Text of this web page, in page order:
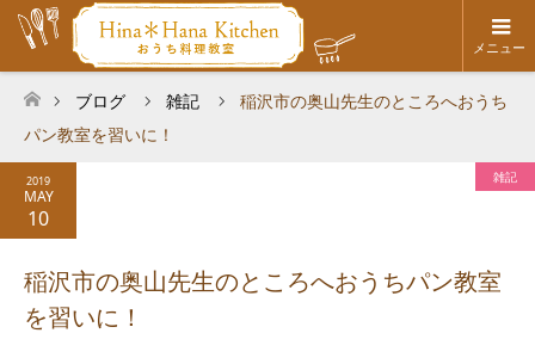
メニュー
ホーム
ブログ 雑記
稲沢市の奥山先生のところへおうち
パン教室を習いに！
2019
MAY
10
雑記
稲沢市の奥山先生のところへおうちパン教室
を習いに！